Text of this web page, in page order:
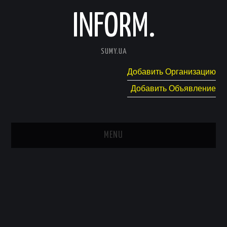
INFORM.
SUMY.UA
Добавить Организацию
Добавить Объявление
MENU